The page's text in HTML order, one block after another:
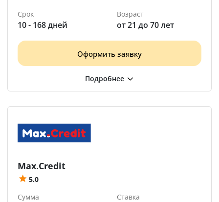
Срок
10 - 168 дней
Возраст
от 21 до 70 лет
Оформить заявку
Max.Credit
5.0
Сумма
Ставка